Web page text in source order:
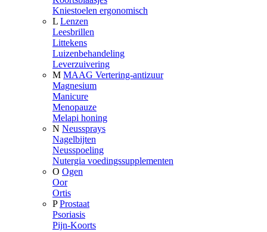
Kniestoelen ergonomisch
L Lenzen
Leesbrillen
Littekens
Luizenbehandeling
Leverzuivering
M MAAG Vertering-antizuur
Magnesium
Manicure
Menopauze
Melapi honing
N Neussprays
Nagelbijten
Neusspoeling
Nutergia voedingssupplementen
O Ogen
Oor
Ortis
P Prostaat
Psoriasis
Pijn-Koorts